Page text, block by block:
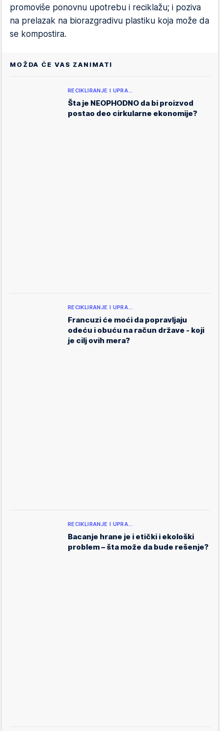
promoviše ponovnu upotrebu i reciklažu; i poziva
na prelazak na biorazgradivu plastiku koja može da
se kompostira.
MOŽDA ĆE VAS ZANIMATI
RECIKLIRANJE I UPRA…
Šta je NEOPHODNO da bi proizvod
postao deo cirkularne ekonomije?
RECIKLIRANJE I UPRA…
Francuzi će moći da popravljaju
odeću i obuću na račun države - koji
je cilj ovih mera?
RECIKLIRANJE I UPRA…
Bacanje hrane je i etički i ekološki
problem – šta može da bude rešenje?